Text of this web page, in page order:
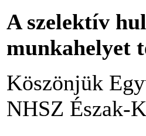
A szelektív
munkahelyet
Köszönjük
NHSZ Észak-